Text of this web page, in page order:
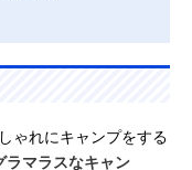
ゃれにキャンプをする
ラマラスなキャン